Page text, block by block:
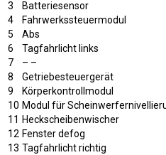
3
Batteriesensor
4
Fahrwerkssteuermodul
5
Abs
6
Tagfahrlicht links
7
– –
8
Getriebesteuergerät
9
Körperkontrollmodul
10 Modul für
11 Heckscheibenwischer
12 Fenster defog
13 Tagfahrlicht richtig